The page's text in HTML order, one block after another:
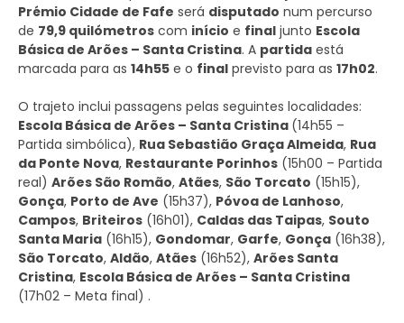
Prémio Cidade de Fafe será disputado num percurso
de 79,9 quilómetros com início e final junto Escola
Básica de Arões – Santa Cristina. A partida está
marcada para as 14h55 e o final previsto para as 17h02.
O trajeto inclui passagens pelas seguintes localidades:
Escola Básica de Arões – Santa Cristina (14h55 –
Partida simbólica), Rua Sebastião Graça Almeida, Rua
da Ponte Nova, Restaurante Porinhos (15h00 – Partida
real) Arões São Romão, Atães, São Torcato (15h15),
Gonça, Porto de Ave (15h37), Póvoa de Lanhoso,
Campos, Briteiros (16h01), Caldas das Taipas, Souto
Santa Maria (16h15), Gondomar, Garfe, Gonça (16h38),
São Torcato, Aldão, Atães (16h52), Arões Santa
Cristina, Escola Básica de Arões – Santa Cristina
(17h02 – Meta final) .